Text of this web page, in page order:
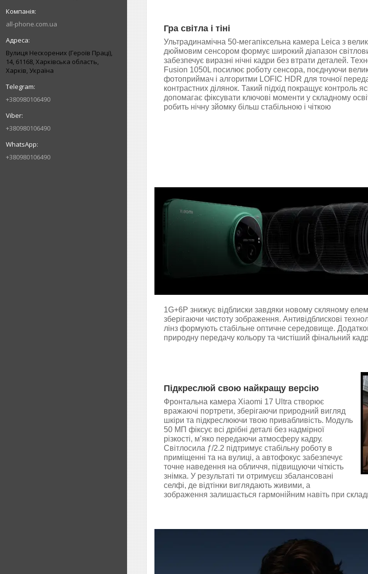
all-phone.com.ua
Вулиця Нескорених (Героїв Праці),
14, 61168, Харківська область,
Харків, Україна
+380980106490
+380980106490
+380980106490
Гра світла і тіні
Ультрадинамічна 50-мегапіксельна камера Leica з
дюймовим сенсором формує широкий діапазон
забезпечує виразні нічні кадри без втрати деталей.
Fusion 1050L посилює роботу сенсора, поєднуючи
фотоприймач і алгоритми LOFIC HDR для точної
контрастних ділянок. Такий підхід покращує контроль
допомагає фіксувати ключові моменти у складному
робить нічну зйомку більш стабільною і чіткою
1G+6P знижує відблиски завдяки новому скляному
зберігаючи чистоту зображення. Антивідблискові
лінз формують стабільне оптичне середовище.
природну передачу кольору та чистіший фінальний
Підкреслюй свою найкращу версію
Фронтальна камера Xiaomi 17 Ultra створює
вражаючі портрети, зберігаючи природний вигляд
шкіри та підкреслюючи твою привабливість. Модуль
50 МП фіксує всі дрібні деталі без надмірної
різкості, м’яко передаючи атмосферу кадру.
Світлосила ƒ/2.2 підтримує стабільну роботу в
приміщенні та на вулиці, а автофокус забезпечує
точне наведення на обличчя, підвищуючи чіткість
знімка. У результаті ти отримуєш збалансовані
селфі, де відтінки виглядають живими, а
зображення залишається гармонійним навіть при